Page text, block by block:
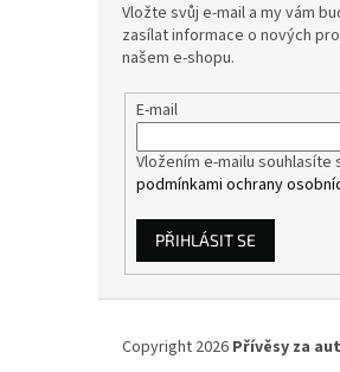
Vložte svůj e-mail a my vám
zasílat informace o nových
našem e-shopu.
E-mail
Vložením e-mailu souhlasíte
podmínkami ochrany
PŘIHLÁSIT SE
Copyright 2026 Přívěsy za